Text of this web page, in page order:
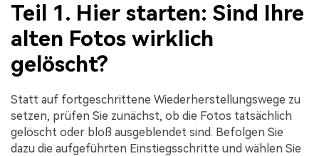
Teil 1. Hier starten: Sind Ihre
alten Fotos wirklich
gelöscht?
Statt auf fortgeschrittene Wiederherstellungswege zu
setzen, prüfen Sie zunächst, ob die Fotos tatsächlich
gelöscht oder bloß ausgeblendet sind. Befolgen Sie
dazu die aufgeführten Einstiegsschritte und wählen Sie